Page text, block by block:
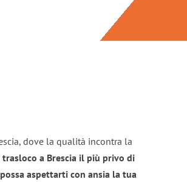
dove la qualità incontra la
trasloco a Brescia il più privo di
aspettarti con ansia la tua